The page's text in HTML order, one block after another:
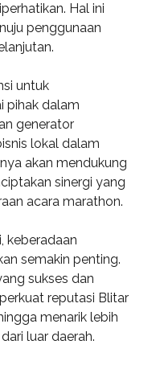
Hal ini
penggunaan
untuk
pihak dalam
generator
lokal dalam
akan mendukung
sinergi yang
acara marathon.
keberadaan
semakin penting.
sukses dan
reputasi Blitar
menarik lebih
luar daerah.